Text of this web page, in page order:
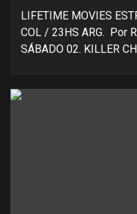
LIFETIME MOVIES
COL / 23HS ARG. Por
SÁBADO 02. KILLER